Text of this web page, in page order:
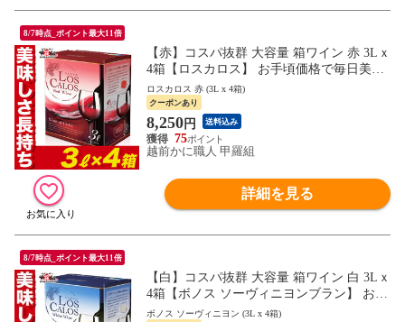
8/7時点_ポイント最大11倍
【赤】コスパ抜群 大容量 箱ワイン 赤 3Lｘ
4箱【ロスカロス】 お手頃価格で毎日美味
しく飲める バッグインボックスワイン イ
ベント パーティ お祝い
ロスカロス 赤 (3L x 4箱)
クーポンあり
8,250円 送料込み
75
越前かに職人 甲羅組
詳細を見る
8/7時点_ポイント最大11倍
【白】コスパ抜群 大容量 箱ワイン 白 3Lｘ
4箱【ボノス ソーヴィニヨンブラン】 お手
頃価格で毎日美味しく飲める バッグインボ
ボノス ソーヴィニヨン (3L x 4箱)